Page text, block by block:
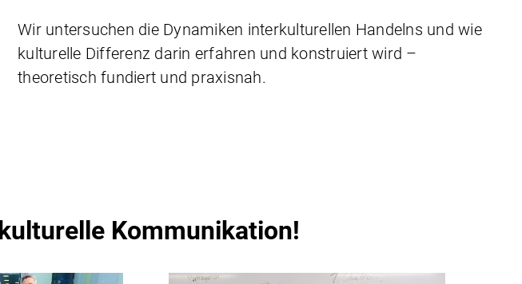
Wir untersuchen die Dynamiken interkulturellen Handelns und wie
kulturelle Differenz darin erfahren und konstruiert wird –
theoretisch fundiert und praxisnah.
Kommunikation!